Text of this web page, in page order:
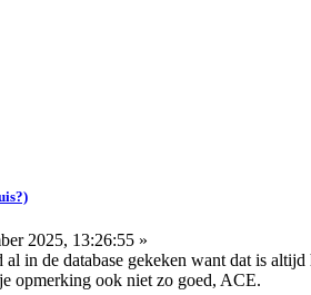
2025, 13:26:55 »
in de database gekeken want dat is
opmerking ook niet zo goed, ACE.